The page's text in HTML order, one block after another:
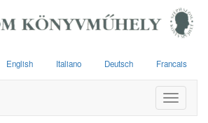
English Italiano Deutsch Francais
Toggle